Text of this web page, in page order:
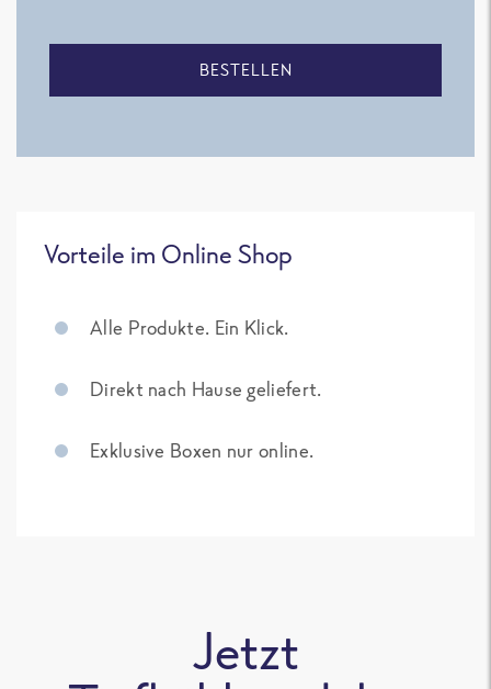
BESTELLEN
Vorteile im Online Shop
Alle Produkte. Ein Klick.
Direkt nach Hause geliefert.
Exklusive Boxen nur online.
Jetzt